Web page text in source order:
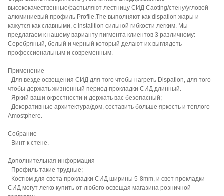
высококачественные/распыляют лестницу СИД Caoting/стену/угловой
алюминиевый профиль Profile.The выполняют как dispation жары и
кажутся как славными, с installtion сильной гибкости легким. Мы
предлагаем к нашему варианту пигмента клиентов 3 различному:
Серебряный, белый и черный который делают их выглядеть
профессиональным и современным.
Применение
- Для везде освещения СИД для того чтобы нагреть Dispation, для того
чтобы держать жизненный период прокладки СИД длинный.
- Яркий ваши окрестности и держать вас безопасный;
- Декоративные архитектура/дом, составить больше яркость и теплого
Amostphere.
Собрание
- Винт к стене.
Дополнительная информация
- Профиль такие трудные;
- Костюм для света прокладки СИД ширины 5-8mm, и свет прокладки
СИД могут легко купить от любого освещая магазина розничной